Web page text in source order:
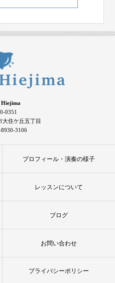
Hiejima
0351
大住ケ丘五丁目
3106
プロフィール・演奏の様子
レッスンについて
ブログ
お問い合わせ
プライバシーポリシー